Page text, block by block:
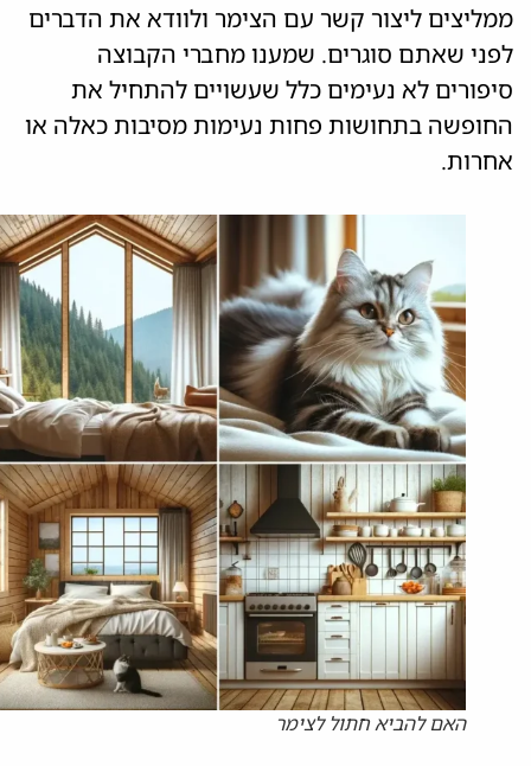
ממליצים ליצור קשר עם הצימר ולוודא את הדברים
לפני שאתם סוגרים. שמענו מחברי הקבוצה
סיפורים לא נעימים כלל שעשויים להתחיל את
החופשה בתחושות פחות נעימות מסיבות כאלה או
אחרות.
האם להביא חתול לצימר